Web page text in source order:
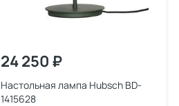
24 250 ₽
Настольная лампа Hubsch BD-
1415628